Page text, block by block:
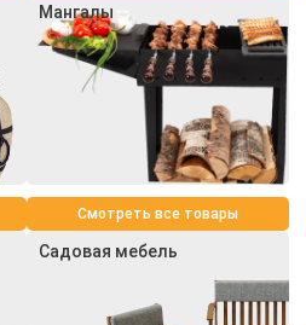
Мангалы
Смотреть все товары
Садовая мебель